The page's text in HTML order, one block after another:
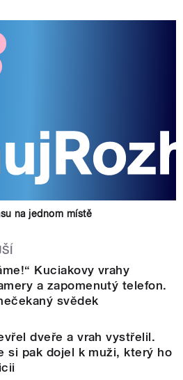
na jednom místě
Kuciakovy vrahy
a zapomenutý telefon.
svědek
dveře a vrah vystřelil.
si pak dojel k muži, který ho